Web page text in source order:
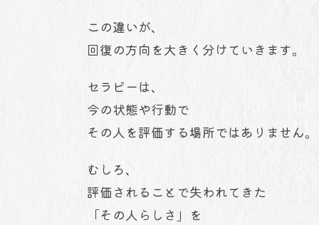
この違いが、
回復の方向を大きく分けていきます。
セラピーは、
今の状態や行動で
その人を評価する場所ではありません。
むしろ、
評価されることで失われてきた
「その人らしさ」を